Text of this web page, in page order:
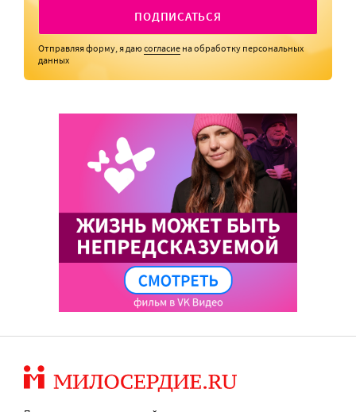
ПОДПИСАТЬСЯ
Отправляя форму, я даюсогласие на обработку персональных
данных